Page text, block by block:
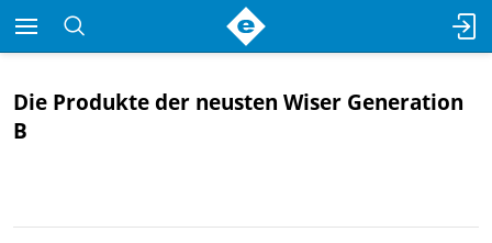
Die Produkte der neusten Wiser Generation
B